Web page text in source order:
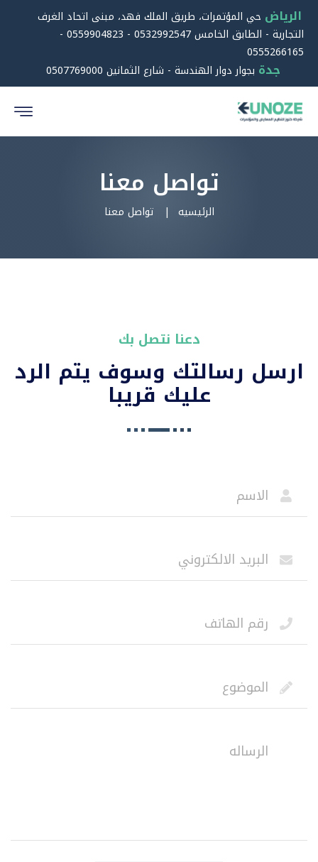
الرياض حي المؤتمرات، طريق الملك فهد، مبنى اتحاد الغرف
التجارية - الطابق الخامس 0532992547 - 0559904823 -
0555266165
جدة بجوار دوار الهندسة - شارع الثمانين 0507769000
تواصل معنا
الرئيسيه تواصل معنا
دعنا نتصل بك
ارسل رسالتك وسوف يتم الرد
عليك قريبا